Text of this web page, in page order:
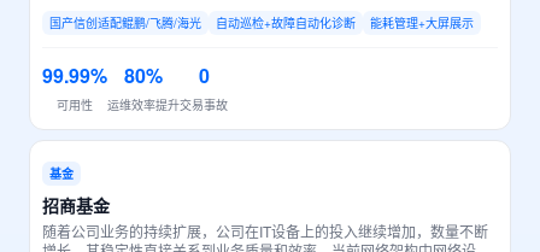
国产信创适配鲲鹏/飞腾/海光 自动巡检+故障自动化诊断 能耗管理+大屏展示
99.99%
可用性
80%
运维效率提升
0
交易事故
基金
招商基金
随着公司业务的持续扩展，公司在IT设备上的投入继续增加，数量不断